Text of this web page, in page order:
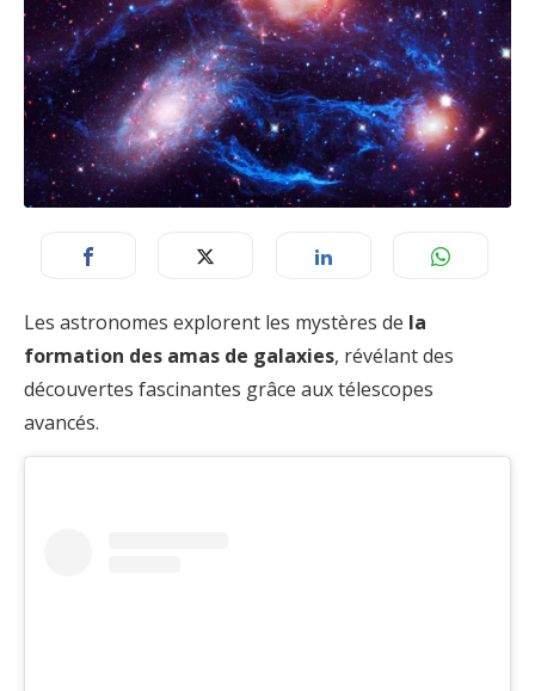
Les astronomes explorent les mystères de la
formation des amas de galaxies, révélant des
découvertes fascinantes grâce aux télescopes
avancés.